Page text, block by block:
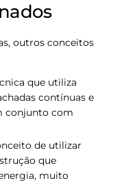
outros conceitos
que utiliza
contínuas e
conjunto com
de utilizar
que
muito